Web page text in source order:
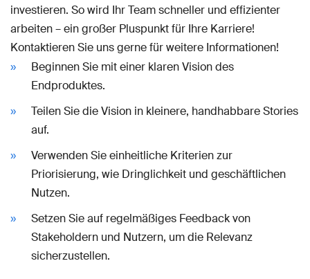
investieren. So wird Ihr Team schneller und effizienter
arbeiten – ein großer Pluspunkt für Ihre Karriere!
Kontaktieren Sie uns gerne für weitere Informationen!
Beginnen Sie mit einer klaren Vision des
Endproduktes.
Teilen Sie die Vision in kleinere, handhabbare Stories
auf.
Verwenden Sie einheitliche Kriterien zur
Priorisierung, wie Dringlichkeit und geschäftlichen
Nutzen.
Setzen Sie auf regelmäßiges Feedback von
Stakeholdern und Nutzern, um die Relevanz
sicherzustellen.